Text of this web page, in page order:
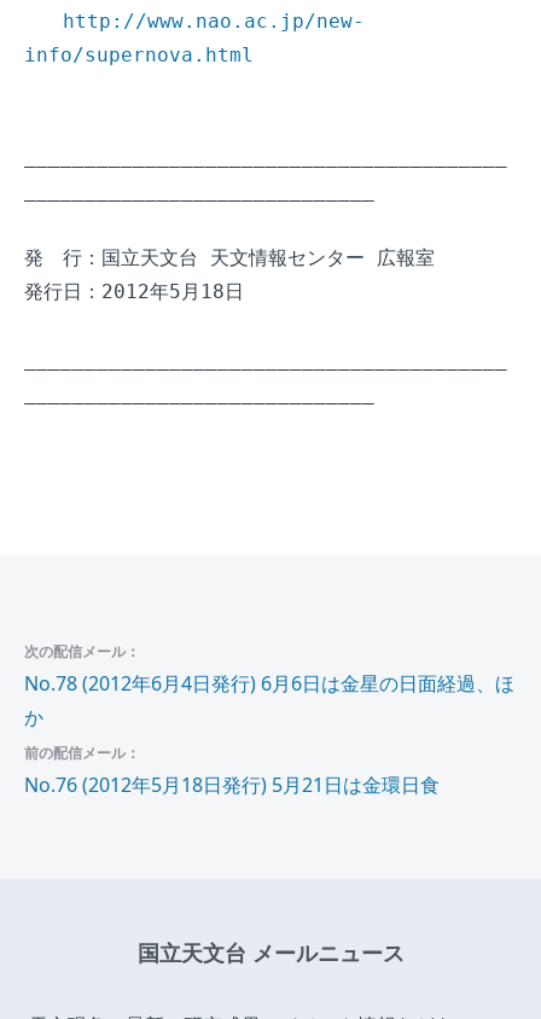
http://www.nao.ac.jp/new-
info/supernova.html
発　行：国立天文台 天文情報センター 広報室
発行日：2012年5月18日
次の配信メール：
No.78 (2012年6月4日発行) 6月6日は金星の日面経過、ほ
か
前の配信メール：
No.76 (2012年5月18日発行) 5月21日は金環日食
国立天文台 メールニュース